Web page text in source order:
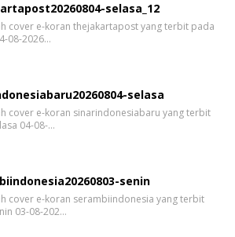
selasa_12
cover e-koran thejakartapost yang terbit pada
08-2026…
selasa
cover e-koran sinarindonesiabaru yang terbit
04-08-…
senin
cover e-koran serambiindonesia yang terbit
03-08-202…